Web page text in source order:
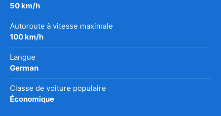
50 km/h
Autoroute à vitesse maximale
100 km/h
Langue
German
Classe de voiture populaire
Économique